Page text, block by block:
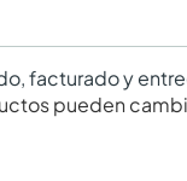
facturado y
pueden